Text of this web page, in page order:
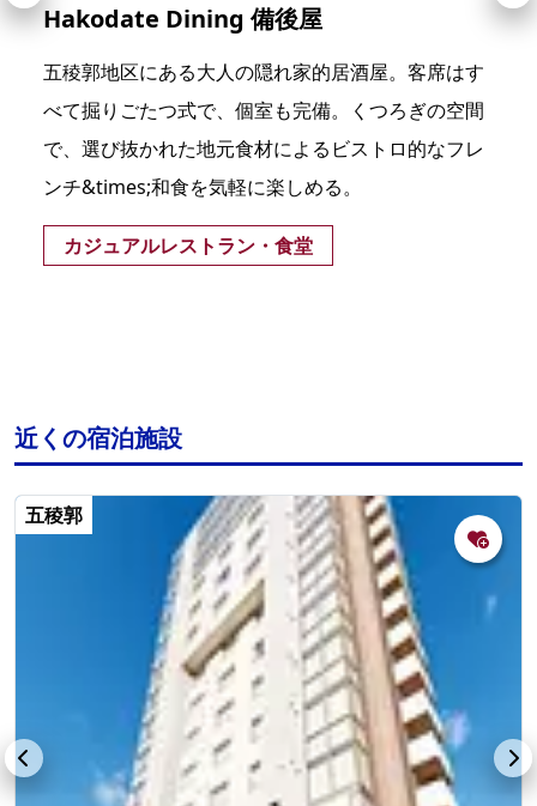
Hakodate Dining 備後屋
五稜郭地区にある大人の隠れ家的居酒屋。客席はす
べて掘りごたつ式で、個室も完備。くつろぎの空間
で、選び抜かれた地元食材によるビストロ的なフレ
ンチ&times;和食を気軽に楽しめる。
カジュアルレストラン・食堂
近くの宿泊施設
五稜郭